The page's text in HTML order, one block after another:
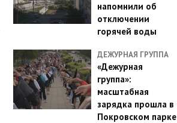
напомнили об
отключении
горячей воды
ДЕЖУРНАЯ ГРУППА
«Дежурная
группа»:
масштабная
зарядка прошла в
Покровском парке